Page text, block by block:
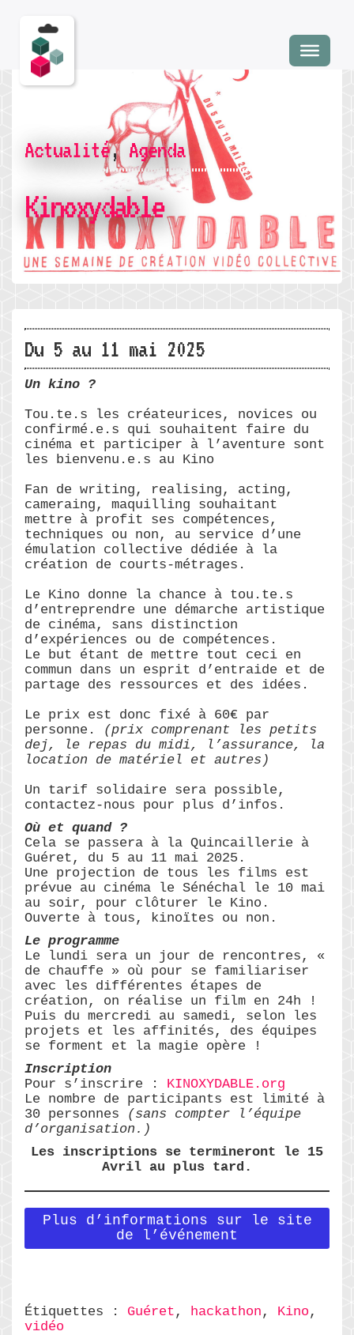
Actualité, Agenda
Kinoxydable
Du 5 au 11 mai 2025
Un kino ?
Tou.te.s les créateurices, novices ou
confirmé.e.s qui souhaitent faire du
cinéma et participer à l’aventure sont
les bienvenu.e.s au Kino
Fan de writing, realising, acting,
cameraing, maquilling souhaitant
mettre à profit ses compétences,
techniques ou non, au service d’une
émulation collective dédiée à la
création de courts-métrages.
Le Kino donne la chance à tou.te.s
d’entreprendre une démarche artistique
de cinéma, sans distinction
d’expériences ou de compétences.
Le but étant de mettre tout ceci en
commun dans un esprit d’entraide et de
partage des ressources et des idées.
Le prix est donc fixé à 60€ par
personne.
(prix comprenant les petits
dej, le repas du midi, l’assurance, la
location de matériel et autres)
Un tarif solidaire sera possible,
contactez-nous pour plus d’infos.
Où et quand ?
Cela se passera à la Quincaillerie à
Guéret, du 5 au 11 mai 2025.
Une projection de tous les films est
prévue au cinéma le Sénéchal le 10 mai
au soir, pour clôturer le Kino.
Ouverte à tous, kinoïtes ou non.
Le programme
Le lundi sera un jour de rencontres, «
de chauffe » où pour se familiariser
avec les différentes étapes de
création, on réalise un film en 24h !
Puis du mercredi au samedi, selon les
projets et les affinités, des équipes
se forment et la magie opère !
Inscription
Pour s’inscrire : KINOXYDABLE.org
Le nombre de participants est limité à
30 personnes
(sans compter l’équipe
d’organisation.)
Les inscriptions se termineront le 15
Avril au plus tard.
Plus d’informations sur le site
de l’événement
Étiquettes : Guéret , hackathon , Kino ,
vidéo